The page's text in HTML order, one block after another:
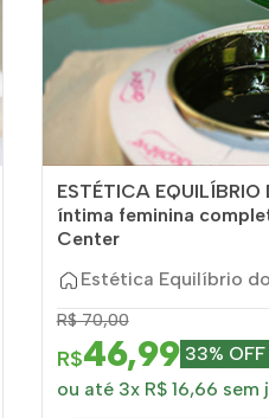
ESTÉTICA
íntima feminina
Center
Estética Equilíbrio
R$ 70,00
R$46,99 33%
ou até 3x R$ 16,66 sem